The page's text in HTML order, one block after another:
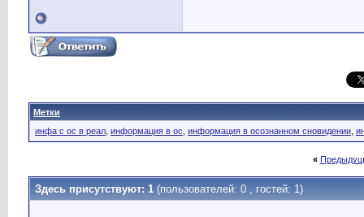
Метки
инфа с ос в реал информация в ос информация в осознанном сновидении
«
Здесь присутствуют: 1 (пользователей: 0 , гостей: 1)